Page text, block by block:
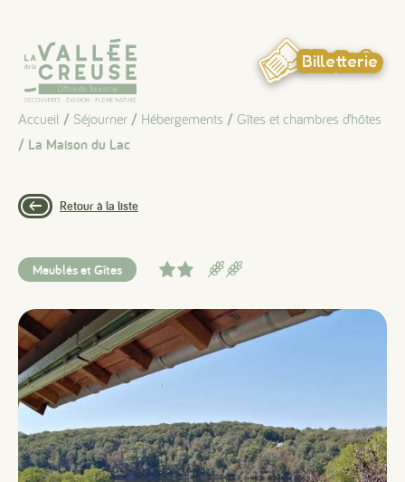
Billetterie
Accueil / Séjourner / Hébergements / Gîtes et chambres d’hôtes
/ La Maison du Lac
Retour à la liste
Meublés et Gîtes